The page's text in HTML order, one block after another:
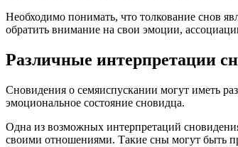
Необходимо понимать, что толкование снов
обратить внимание на свои эмоции,
Различные интерпретации
Сновидения о семяиспускании могут иметь
эмоциональное состояние сновидца.
Одна из возможных интерпретаций
своими отношениями. Такие сны могут быть